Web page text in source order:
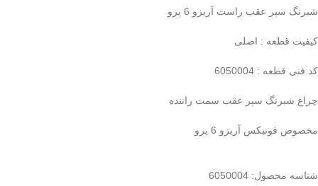
شبرنگ سپر عقب راست آریزو 6 پرو
کیفیت قطعه : اصلی
کد فنی قطعه : 6050004
چراغ شبرنگ سپر عقب سمت راننده
مخصوص فونیکس آریزو 6 پرو
شناسه محصول: 6050004